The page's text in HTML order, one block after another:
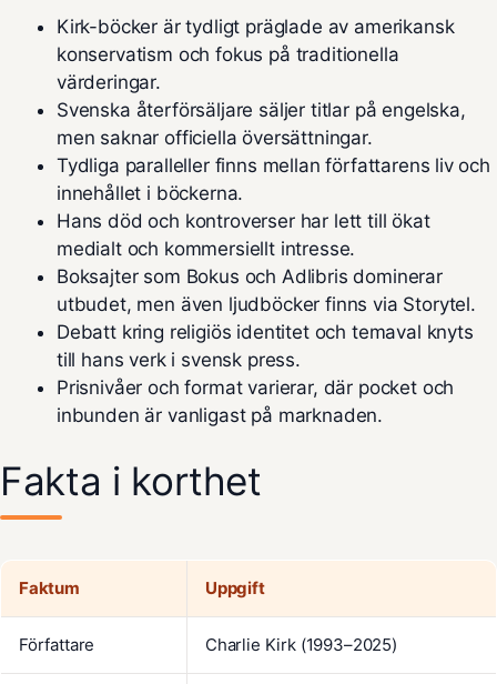
Kirk-böcker är tydligt präglade av amerikansk
konservatism och fokus på traditionella
värderingar.
Svenska återförsäljare säljer titlar på engelska,
men saknar officiella översättningar.
Tydliga paralleller finns mellan författarens liv och
innehållet i böckerna.
Hans död och kontroverser har lett till ökat
medialt och kommersiellt intresse.
Boksajter som Bokus och Adlibris dominerar
utbudet, men även ljudböcker finns via Storytel.
Debatt kring religiös identitet och temaval knyts
till hans verk i svensk press.
Prisnivåer och format varierar, där pocket och
inbunden är vanligast på marknaden.
Fakta i korthet
Faktum Uppgift
Författare Charlie Kirk (1993–2025)